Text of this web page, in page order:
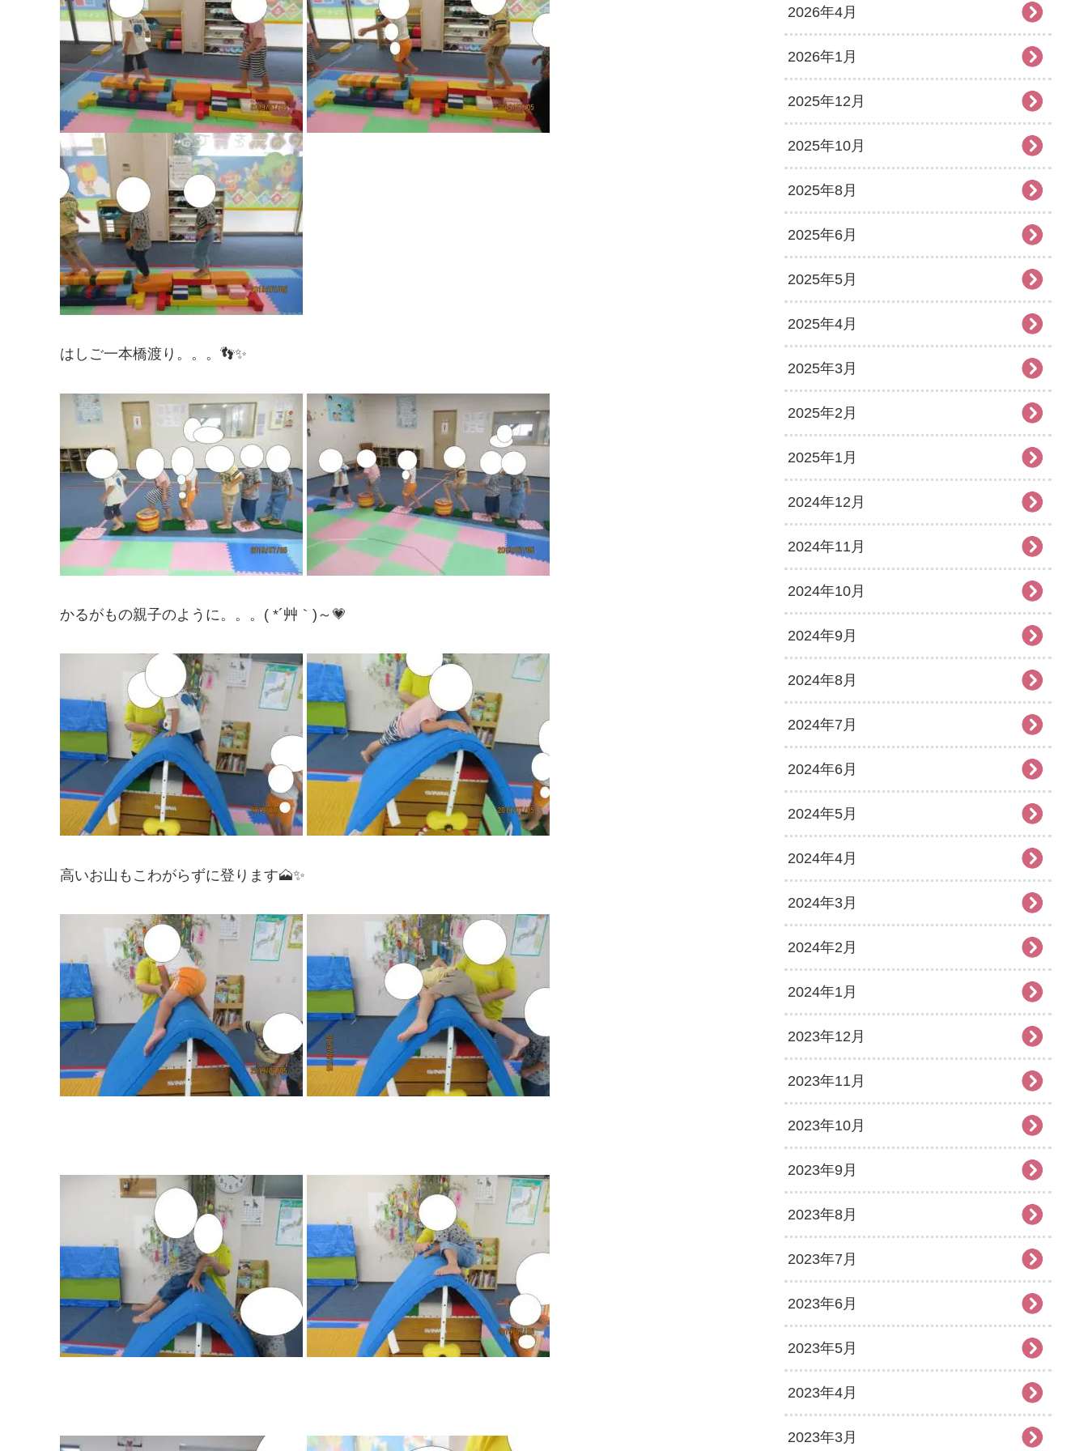
はしご一本橋渡り。。。👣✨
かるがもの親子のように。。。( *´艸｀)～💗
高いお山もこわがらずに登ります🗻✨
2026年4月
2026年1月
2025年12月
2025年10月
2025年8月
2025年6月
2025年5月
2025年4月
2025年3月
2025年2月
2025年1月
2024年12月
2024年11月
2024年10月
2024年9月
2024年8月
2024年7月
2024年6月
2024年5月
2024年4月
2024年3月
2024年2月
2024年1月
2023年12月
2023年11月
2023年10月
2023年9月
2023年8月
2023年7月
2023年6月
2023年5月
2023年4月
2023年3月